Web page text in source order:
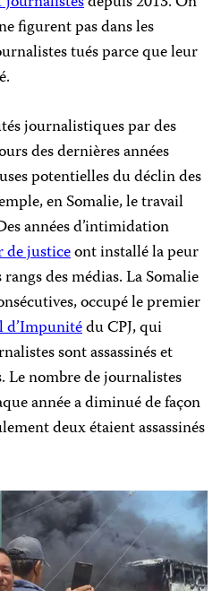
figurent pas dans les
tués parce que leur
journalistiques par des
des dernières années
potentielles du déclin des
en Somalie, le travail
années d’intimidation
de justiceont installé la peur
des médias. La Somalie
occupé le premier
d’Impunitédu CPJ, qui
sont assassinés et
Le nombre de journalistes
année a diminué de façon
deux étaient assassinés